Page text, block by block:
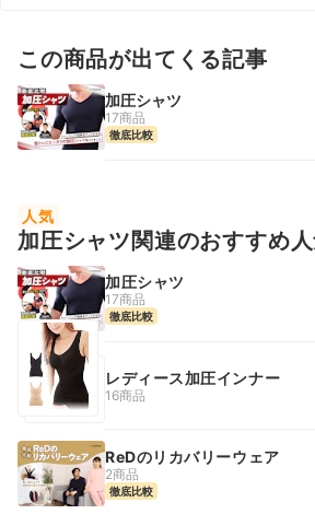
この商品が出てくる記事
加圧シャツ
17商品
徹底比較
人気
加圧シャツ関連のおすすめ
加圧シャツ
17商品
徹底比較
レディース加圧インナー
16商品
ReDのリカバリーウェア
2商品
徹底比較